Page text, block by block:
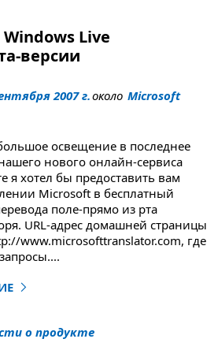
Live
версии
2007 г.около Microsoft
освещение в последнее
нового онлайн-сервиса
я хотел бы предоставить вам
Microsoft в бесплатный
поле-прямо из рта
URL-адрес домашней страницы
www.microsofttranslator.com, где
....
Live переводчик бета"
о продукте